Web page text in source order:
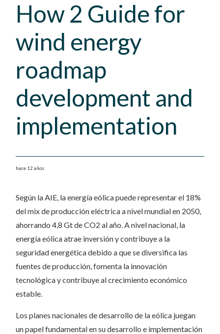
How 2 Guide for
wind energy
roadmap
development and
implementation
hace 12 años
Según la AIE, la energía eólica puede representar el 18%
del mix de producción eléctrica a nivel mundial en 2050,
ahorrando 4,8 Gt de CO2 al año. A nivel nacional, la
energía eólica atrae inversión y contribuye a la
seguridad energética debido a que se diversifica las
fuentes de producción, fomenta la innovación
tecnológica y contribuye al crecimiento económico
estable.
Los planes nacionales de desarrollo de la eólica juegan
un papel fundamental en su desarrollo e implementación